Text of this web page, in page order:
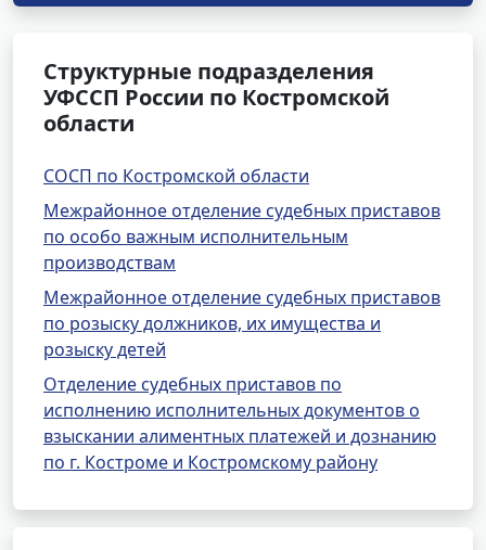
Структурные подразделения
УФССП России по Костромской
области
СОСП по Костромской области
Межрайонное отделение судебных приставов
по особо важным исполнительным
производствам
Межрайонное отделение судебных приставов
по розыску должников, их имущества и
розыску детей
Отделение судебных приставов по
исполнению исполнительных документов о
взыскании алиментных платежей и дознанию
по г. Костроме и Костромскому району